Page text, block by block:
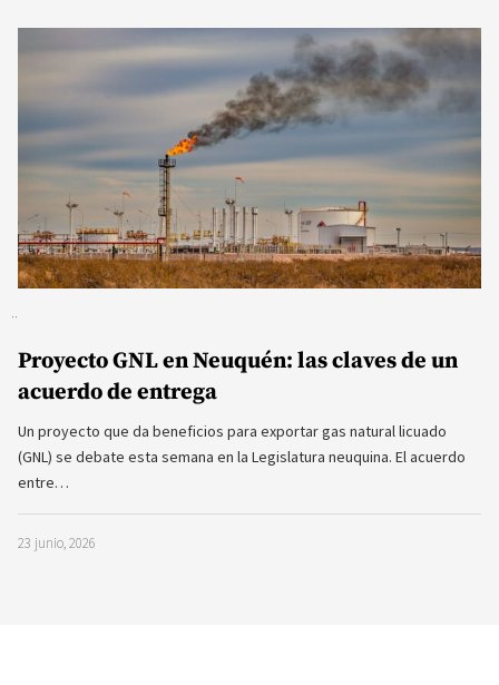
Proyecto GNL en Neuquén: las claves de un
acuerdo de entrega
Un proyecto que da beneficios para exportar gas natural licuado
(GNL) se debate esta semana en la Legislatura neuquina. El acuerdo
entre…
23 junio, 2026